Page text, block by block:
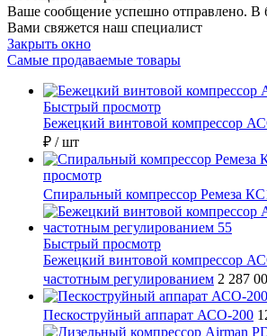
Ваше сообщение успешно отправлено. В
Вами свяжется наш специалист
Закрыть окно
Самые продаваемые товары
Быстрый просмотр
Бежецкий винтовой компрессор
₽ / шт
просмотр
Спиральный компрессор Ремеза
Быстрый просмотр
Бежецкий винтовой компрессор
частотным регулированием 2 287
Пескоструйный аппарат АСО-200